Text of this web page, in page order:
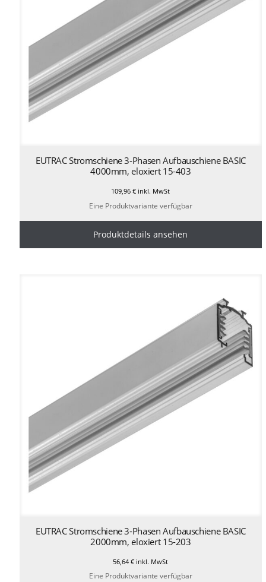
EUTRAC Stromschiene 3-Phasen Aufbauschiene BASIC
4000mm, eloxiert 15-403
109,96€ inkl. MwSt
Eine Produktvariante verfügbar
Produktdetails ansehen
EUTRAC Stromschiene 3-Phasen Aufbauschiene BASIC
2000mm, eloxiert 15-203
56,64€ inkl. MwSt
Eine Produktvariante verfügbar